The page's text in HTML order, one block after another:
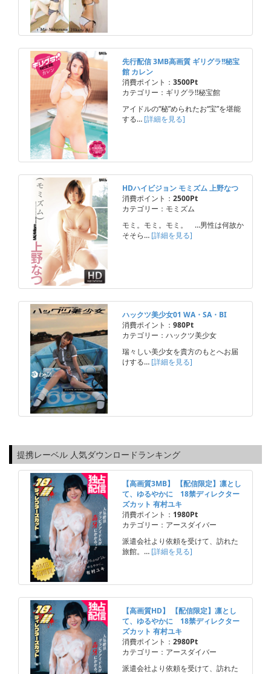
先行配信 3MB高画質 ギリグラ!!秘宝
館 カレン
消費ポイント： 3500Pt
カテゴリー：ギリグラ!!秘宝館
アイドルの“秘”められたお“宝”を堪能
する… [詳細を見る]
HDハイビジョン モミズム 上野なつ
消費ポイント： 2500Pt
カテゴリー：モミズム
モミ。モミ。モミ。 …男性は何故か
そそら… [詳細を見る]
ハックツ美少女01 WA・SA・BI
消費ポイント： 980Pt
カテゴリー：ハックツ美少女
瑞々しい美少女を貴方のもとへお届
けする… [詳細を見る]
提携レーベル 人気ダウンロードランキング
【高画質3MB】 【配信限定】凛とし
て、ゆるやかに 18禁ディレクター
ズカット 有村ユキ
消費ポイント： 1980Pt
カテゴリー：アースダイバー
派遣会社より依頼を受けて、訪れた
旅館。… [詳細を見る]
【高画質HD】 【配信限定】凛とし
て、ゆるやかに 18禁ディレクター
ズカット 有村ユキ
消費ポイント： 2980Pt
カテゴリー：アースダイバー
派遣会社より依頼を受けて、訪れた